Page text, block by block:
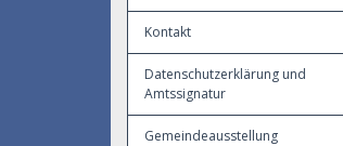
Kontakt
Datenschutzerklärung und
Amtssignatur
Gemeindeausstellung